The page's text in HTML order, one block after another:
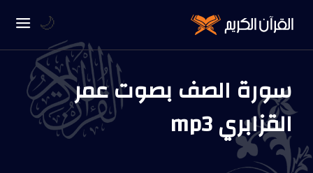
سورة الصف بصوت عمر
القزابري mp3
🌙